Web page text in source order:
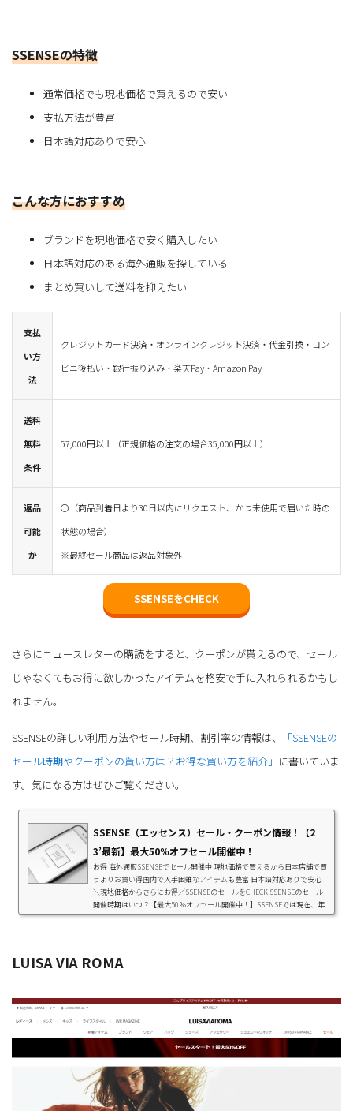
SSENSEの特徴
通常価格でも現地価格で買えるので安い
支払方法が豊富
日本語対応ありで安心
こんな方におすすめ
ブランドを現地価格で安く購入したい
日本語対応のある海外通販を探している
まとめ買いして送料を抑えたい
支払
い方
法
クレジットカード決済・オンラインクレジット決済・代金引換・コン
ビニ後払い・銀行振り込み・楽天Pay・Amazon Pay
送料
無料
条件
57,000円以上（正規価格の注文の場合35,000円以上）
返品
可能
か
〇（商品到着日より30日以内にリクエスト、かつ未使用で届いた時の
状態の場合）
※最終セール商品は返品対象外
SSENSEをCHECK
さらにニュースレターの購読をすると、クーポンが貰えるので、セール
じゃなくてもお得に欲しかったアイテムを格安で手に入れられるかもし
れません。
SSENSEの詳しい利用方法やセール時期、割引率の情報は、
「SSENSEの
セール時期やクーポンの貰い方は？お得な買い方を紹介」 に書いていま
す。気になる方はぜひご覧ください。
SSENSE（エッセンス）セール・クーポン情報！【2
3’最新】最大50％オフセール開催中！
お得 海外通販SSENSEでセール開催中 現地価格で買えるから日本店舗で買
うよりお買い得国内で入手困難なアイテムも豊富 日本語対応ありで安心
＼現地価格からさらにお得／SSENSEのセールをCHECK SSENSEのセール
開催時期はいつ？【最大50％オフセール開催中！】SSENSEでは現在、年
に2回の大きなセールが始まっています。このセールは年2回開催されま
LUISA VIA ROMA